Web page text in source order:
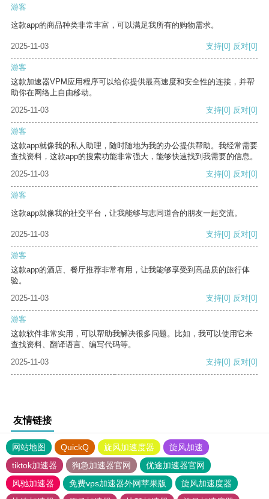
游客
这款app的商品种类非常丰富，可以满足我所有的购物需求。
2025-11-03 支持[0] 反对[0]
游客
这款加速器VPM应用程序可以给你提供最高速度和安全性的连接，并帮
助你在网络上自由移动。
2025-11-03
支持[0] 反对[0]
游客
这款app就像我的私人助理，随时随地为我的办公提供帮助。我经常需要
查找资料，这款app的搜索功能非常强大，能够快速找到我需要的信息。
2025-11-03
支持[0] 反对[0]
游客
这款app就像我的社交平台，让我能够与志同道合的朋友一起交流。
2025-11-03 支持[0] 反对[0]
游客
这款app的酒店、餐厅推荐非常有用，让我能够享受到高品质的旅行体
验。
2025-11-03
支持[0] 反对[0]
游客
这款软件非常实用，可以帮助我解决很多问题。比如，我可以使用它来
查找资料、翻译语言、编写代码等。
2025-11-03
支持[0] 反对[0]
友情链接
网站地图 QuickQ 旋风加速度器
旋风加速
tiktok加速器
狗急加速器官网
优途加速器官网
风驰加速器
免费vps加速器外网苹果版
旋风加速度器